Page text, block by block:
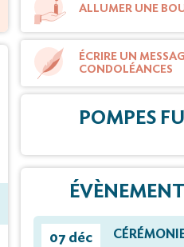
ALLUMER UNE
ÉCRIRE UN
CONDOLÉANCES
POMPES
07 déc